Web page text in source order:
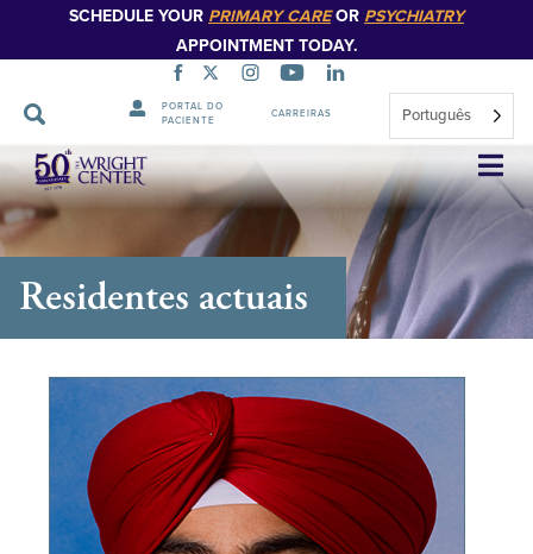
SCHEDULE YOUR PRIMARY CAREOR PSYCHIATRY
APPOINTMENT TODAY.
PORTAL DO
PACIENTE
CARREIRAS Português
Saltar
navegação
Residentes actuais